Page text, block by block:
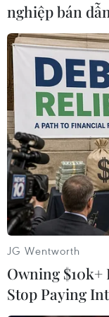
#Ngoại trưởng
#Khủng hoảng
Iran
Nga
Theo dõi
nghiệp bán
JG Wentworth
Owning
Stop Paying